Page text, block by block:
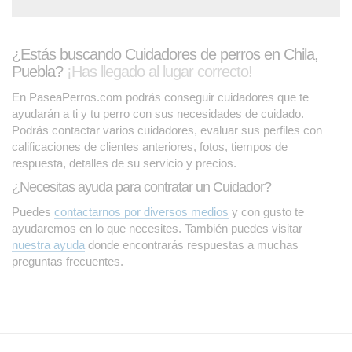
¿Estás buscando Cuidadores de perros en Chila,
Puebla? ¡Has llegado al lugar correcto!
En PaseaPerros.com podrás conseguir cuidadores que te
ayudarán a ti y tu perro con sus necesidades de cuidado.
Podrás contactar varios cuidadores, evaluar sus perfiles con
calificaciones de clientes anteriores, fotos, tiempos de
respuesta, detalles de su servicio y precios.
¿Necesitas ayuda para contratar un Cuidador?
Puedes contactarnos por diversos medios y con gusto te
ayudaremos en lo que necesites. También puedes visitar
nuestra ayuda donde encontrarás respuestas a muchas
preguntas frecuentes.